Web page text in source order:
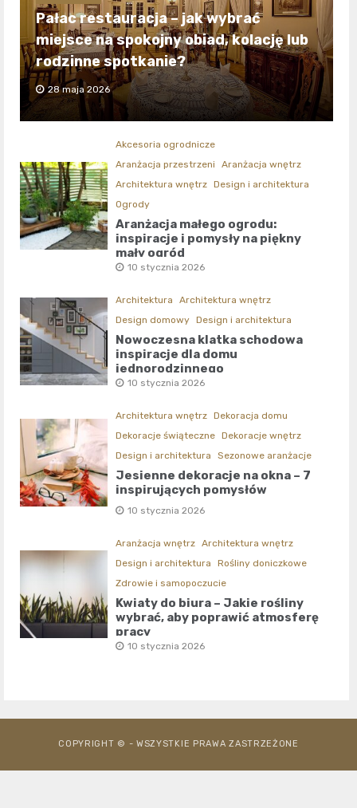
Pałac restauracja – jak wybrać
miejsce na spokojny obiad, kolację lub
rodzinne spotkanie?
28 maja 2026
Akcesoria ogrodnicze
Aranżacja przestrzeni
Aranżacja wnętrz
Architektura wnętrz Design i architektura
Ogrody
Aranżacja małego ogrodu:
inspiracje i pomysły na piękny
mały ogród
10 stycznia 2026
Architektura
Architektura wnętrz
Design domowy Design i architektura
Nowoczesna klatka schodowa
inspiracje dla domu
jednorodzinnego
10 stycznia 2026
Architektura wnętrz Dekoracja domu
Dekoracje świąteczne Dekoracje wnętrz
Design i architektura
Sezonowe aranżacje
Jesienne dekoracje na okna – 7
inspirujących pomysłów
10 stycznia 2026
Aranżacja wnętrz Architektura wnętrz
Design i architektura
Rośliny doniczkowe
Zdrowie i samopoczucie
Kwiaty do biura – Jakie rośliny
wybrać, aby poprawić atmosferę
pracy
10 stycznia 2026
COPYRIGHT © - WSZYSTKIE PRAWA ZASTRZEŻONE